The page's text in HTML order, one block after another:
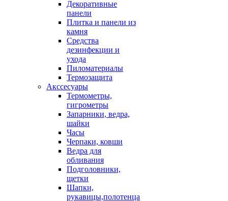
Декоративные
панели
Плитка и панели из
камня
Средства
дезинфекции и
ухода
Пиломатериалы
Термозащита
Аксcесуары
Термометры,
гигрометры
Запарники, ведра,
шайки
Часы
Черпаки, ковши
Ведра для
обливания
Подголовники,
щетки
Шапки,
рукавицы,полотенца